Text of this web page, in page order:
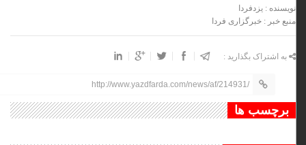
نویسنده : یزدفردا
منبع خبر : خبرگزاری فردا
به اشتراک بگذارید :
http://www.yazdfarda.com/news/af/214931/
برچسب ها